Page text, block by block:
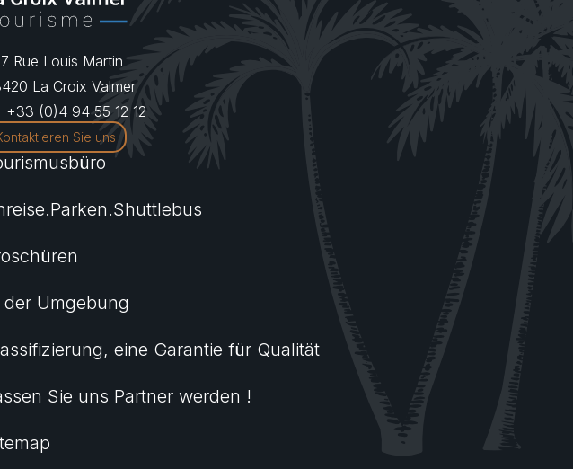
Rue Louis Martin
La Croix Valmer
+33 (0)4 94 55 12 12
Sie uns
der Umgebung
eine Garantie für Qualität
Sie uns Partner werden !